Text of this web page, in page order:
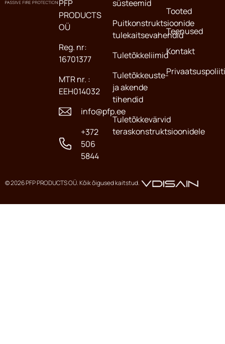
PFP
PRODUCTS
OÜ
Reg. nr:
16701377
MTR nr. :
EEH014032
info@pfp.ee
+372
506
5844
süsteemid
Puitkonstruktsioonide
tulekaitsevahendid
Tuletõkkeliimid
Tuletõkkeuste-
ja akende
tihendid
Tuletõkkevärvid
teraskonstruktsioonidele
Tooted
Teenused
Kontakt
© 2026 PFP PRODUCTS OÜ. Kõik õigused kaitstud.